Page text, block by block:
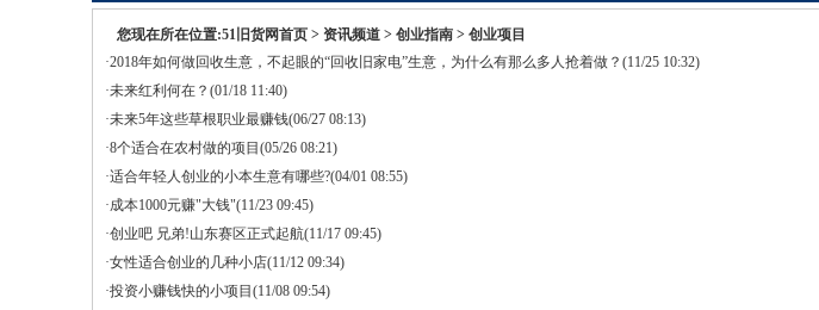
您现在所在位置:51旧货网首页 > 资讯频道 > 创业指南 > 创业项目
·2018年如何做回收生意，不起眼的“回收旧家电”生意，为什么有那么多人抢着做？ (11/25 10:32)
·未来红利何在？ (01/18 11:40)
·未来5年这些草根职业最赚钱(06/27 08:13)
·8个适合在农村做的项目 (05/26 08:21)
·适合年轻人创业的小本生意有哪些?(04/01 08:55)
·成本1000元赚"大钱"(11/23 09:45)
·创业吧 兄弟!山东赛区正式起航(11/17 09:45)
·女性适合创业的几种小店(11/12 09:34)
·投资小赚钱快的小项目 (11/08 09:54)